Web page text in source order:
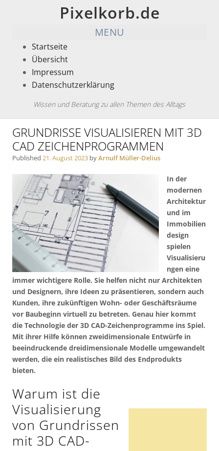
Pixelkorb.de
MENU
Startseite
Übersicht
Impressum
Datenschutzerklärung
Wissen und Beratung zu allen Themen des Alltags
GRUNDRISSE VISUALISIEREN MIT 3D
CAD ZEICHENPROGRAMMEN
Published 21. August 2023 byArnulf Müller-Delius
In der
modernen
Architektur
und im
Immobilien
design
spielen
Visualisieru
ngen eine
immer wichtigere Rolle. Sie helfen nicht nur Architekten
und Designern, ihre Ideen zu präsentieren, sondern auch
Kunden, ihre zukünftigen Wohn- oder Geschäftsräume
vor Baubeginn virtuell zu betreten. Genau hier kommt
die Technologie der 3D CAD-Zeichenprogramme ins Spiel.
Mit ihrer Hilfe können zweidimensionale Entwürfe in
beeindruckende dreidimensionale Modelle umgewandelt
werden, die ein realistisches Bild des Endprodukts
bieten.
Warum ist die
Visualisierung
von Grundrissen
mit 3D CAD-